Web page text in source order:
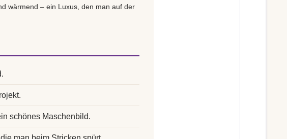
wärmend – ein Luxus, den man auf der
schönes Maschenbild.